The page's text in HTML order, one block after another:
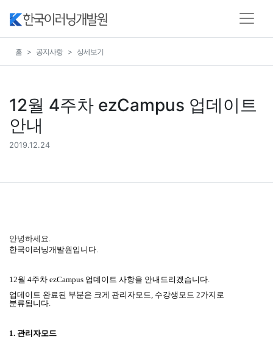
홈 공지사항 상세보기
12월 4주차 ezCampus 업데이트
안내
2019.12.24
안녕하세요
한국이러닝개발원입니다
12월 4주차 ezCampus 업데이트 사항을 안내드리겠습니다.
업데이트 완료된 부분은 크게 관리자모드 수강생모드 2가지로
분류됩니다
1. 관리자모드